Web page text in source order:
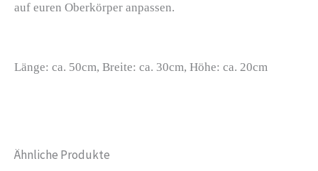
auf euren Oberkörper anpassen.
Länge: ca. 50cm, Breite: ca. 30cm, Höhe: ca. 20cm
Ähnliche Produkte